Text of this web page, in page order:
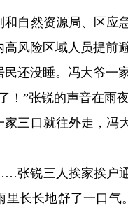
和自然资源局、区应
风险区域人员提前
还没睡。冯大爷一
！”张锐的声音在雨
家三口就往外走，冯
张锐三人挨家挨户
里长长地舒了一口